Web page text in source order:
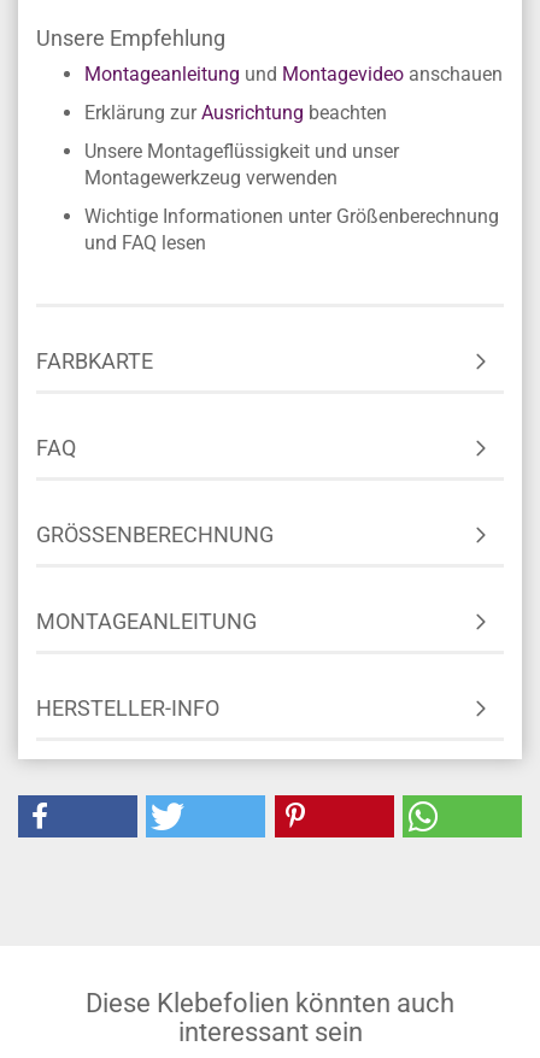
Unsere Empfehlung
Montageanleitung und Montagevideo anschauen
Erklärung zurAusrichtung beachten
Unsere Montageflüssigkeit und unser
Montagewerkzeug verwenden
Wichtige Informationen unter Größenberechnung
und FAQ lesen
FARBKARTE
FAQ
GRÖSSENBERECHNUNG
MONTAGEANLEITUNG
HERSTELLER-INFO
Diese Klebefolien könnten auch
interessant sein